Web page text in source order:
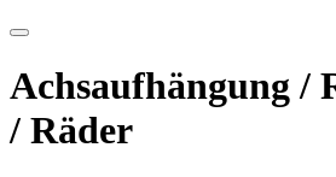
Achsaufhängung /
/ Räder